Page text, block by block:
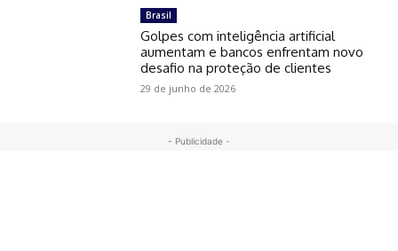
Brasil
Golpes com inteligência artificial
aumentam e bancos enfrentam novo
desafio na proteção de clientes
29 de junho de 2026
- Publicidade -